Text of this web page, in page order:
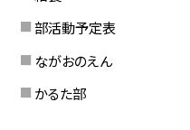
部活動予定表
ながおのえん
かるた部